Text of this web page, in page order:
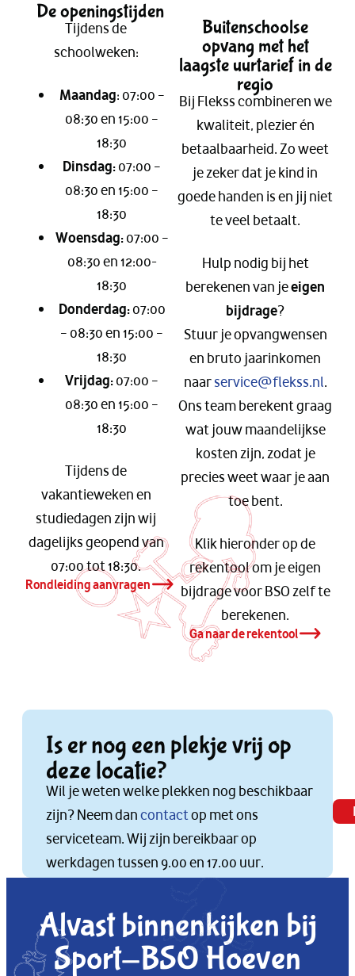
De openingstijden
Tijdens de
schoolweken:
Maandag: 07:00 –
08:30 en 15:00 –
18:30
Dinsdag:07:00 –
08:30 en 15:00 –
18:30
Woensdag:07:00 –
08:30 en 12:00-
18:30
Donderdag:07:00
– 08:30 en 15:00 –
18:30
Vrijdag:07:00 –
08:30 en 15:00 –
18:30
Tijdens de
vakantieweken en
studiedagen zijn wij
dagelijks geopend van
07:00 tot 18:30.
Rondleiding aanvragen
Buitenschoolse
opvang met het
laagste uurtarief in de
regio
Bij Flekss combineren we
kwaliteit, plezier én
betaalbaarheid. Zo weet
je zeker dat je kind in
goede handen is en jij niet
te veel betaalt.
Hulp nodig bij het
berekenen van jeeigen
bijdrage?
Stuur je opvangwensen
en bruto jaarinkomen
naarservice@flekss.nl.
Ons team berekent graag
wat jouw maandelijkse
kosten zijn, zodat je
precies weet waar je aan
toe bent.
Klik hieronder op de
rekentool om je eigen
bijdrage voor BSO zelf te
berekenen.
Ga naar de rekentool
Is er nog een plekje vrij op
deze locatie?
Wil je weten welke plekken nog beschikbaar
zijn? Neem dancontactop met ons
serviceteam. Wij zijn bereikbaar op
werkdagen tussen 9.00 en 17.00 uur.
Alvast binnenkijken bij
Sport-BSO Hoeven